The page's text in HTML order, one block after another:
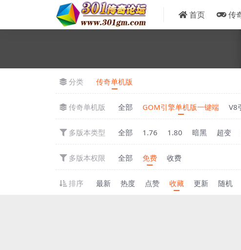
首页 传
分类 传奇单机版
传奇单机版 全部 GOM引擎单机版一键端 V8
多版本类型 全部 1.76 1.80 暗黑 超变
多版本权限 全部 免费 收费
排序 最新 热度 点赞 收藏 更新 随机